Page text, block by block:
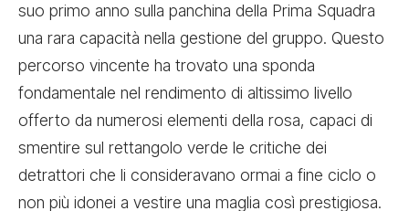
suo primo anno sulla panchina della Prima Squadra
una rara capacità nella gestione del gruppo. Questo
percorso vincente ha trovato una sponda
fondamentale nel rendimento di altissimo livello
offerto da numerosi elementi della rosa, capaci di
smentire sul rettangolo verde le critiche dei
detrattori che li consideravano ormai a fine ciclo o
non più idonei a vestire una maglia così prestigiosa.